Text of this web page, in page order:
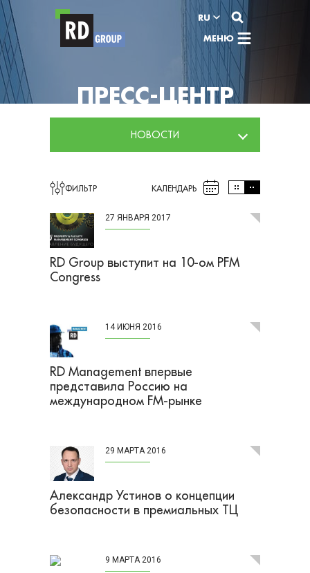
Перейти к содержимому
RU
МЕНЮ
ПРЕСС-ЦЕНТР
НОВОСТИ
ФИЛЬТР КАЛЕНДАРЬ
27 ЯНВАРЯ 2017
RD Group выступит на 10-ом PFM
Congress
14 ИЮНЯ 2016
RD Management впервые
представила Россию на
международном FM-рынке
29 МАРТА 2016
Александр Устинов о концепции
безопасности в премиальных ТЦ
9 МАРТА 2016